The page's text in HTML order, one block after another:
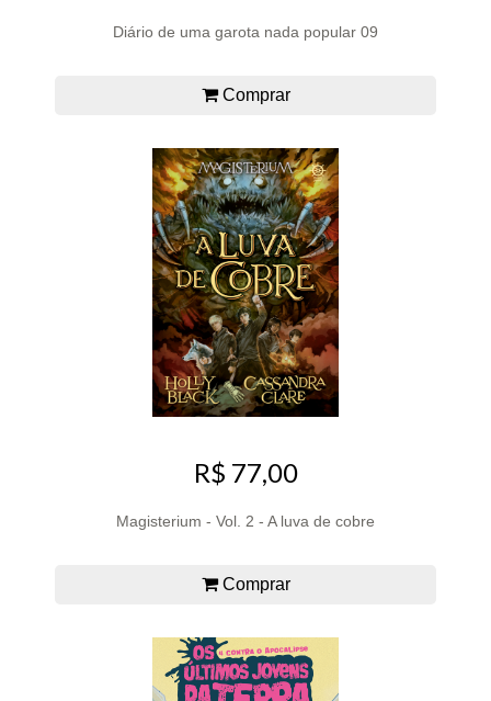
Diário de uma garota nada popular 09
Comprar
R$ 77,00
Magisterium - Vol. 2 - A luva de cobre
Comprar